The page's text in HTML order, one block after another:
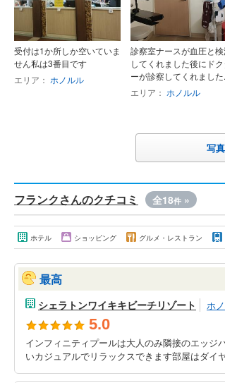
受付は1か所しか空いていま
せん私は3番目です
エリア： ホノルル
診察室ナースが血圧と検
してくれました後にドク
ーが診察してくれました
エリア： ホノルル
写
フランクさんのクチコミ 全18件 »
ホテル ショッピング グルメ・レストラン
最高
シェラトンワイキキビーチリゾート ホ
5.0
インフィニティプールは大人のみ隣接のエッジ
いカジュアルでリラックスできます部屋はダイ